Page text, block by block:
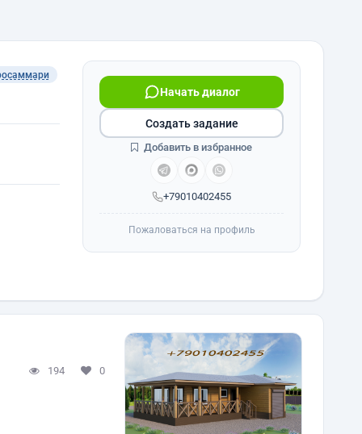
+79010402455
Начать диалог
Создать задание
Добавить в избранное
Пожаловаться на профиль
194 0